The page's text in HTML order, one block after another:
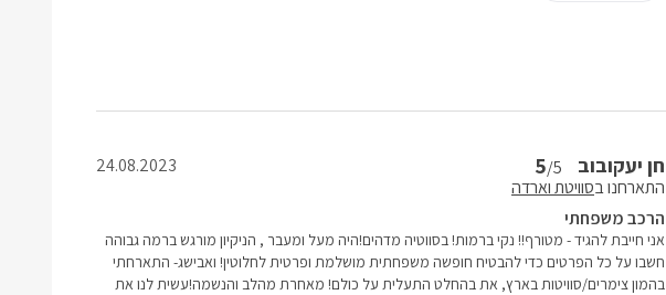
חן יעקובוב 5/5
התארחנו בסוויטת וארדה
24.08.2023
הרכב משפחתי
אני חייבת להגיד - מטורף!! נקי ברמות! בסווטיה מדהים!היה מעל ומעבר , הניקיון מורגש ברמה גבוהה
חשבו על כל הפרטים כדי להבטיח חופשה משפחתית מושלמת ופרטית לחלוטין! ואבישג- התארחתי
בהמון צימרים/סוויטות בארץ, את בהחלט התעלית על כולם! מאחרת מהלב והנשמה!עשית לנו את